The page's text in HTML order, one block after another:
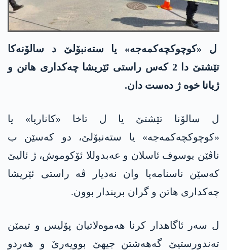
ل «کوچوکچەکمەجە» یا ستەنبۆلێ د سالۆنەکا
تێشتێ دا 2 کەس راستی ئێریشا چەکداری ھاتن و
ژیانا خوە ژ دەست دان.
ل سالۆنا تێشتێ یا ل تاخا «کاناریا» یا
«کوچوکچەکمەجە» یا ستەنبۆلێ، دو کەسێن ب
ناڤێن یوسوف ئاسلان و عەبدوللا ئۆکوموش، ژ ئالیێ
کەسێن ناسنامەیا وان نەدیار ڤە راستی ئێریشا
چەکداری ھاتن و گران بریندار بوون.
ل سەر ئاگاھدار کرنا ھەموەلاتیان پۆلیس و تیمێن
تەندورستیێ گەھەشتن جیھێ بوویەرێ و ھەردو